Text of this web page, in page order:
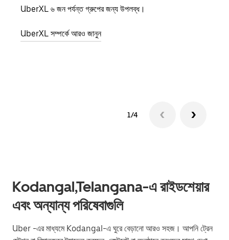
UberXL ৬ জন পর্যন্ত গ্রুপের জন্য উপলব্ধ।
UberXL সম্পর্কে আরও জানুন
1/4
Kodangal,Telangana-এ রাইডশেয়ার
এবং অন্যান্য পরিষেবাগুলি
Uber -এর মাধ্যমে Kodangal-এ ঘুরে বেড়ানো আরও সহজ। আপনি ট্রেন